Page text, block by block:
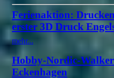
Ferienaktion:
erster 3D Druck
mehr...
Hobby-Nordic-
Eckenhagen